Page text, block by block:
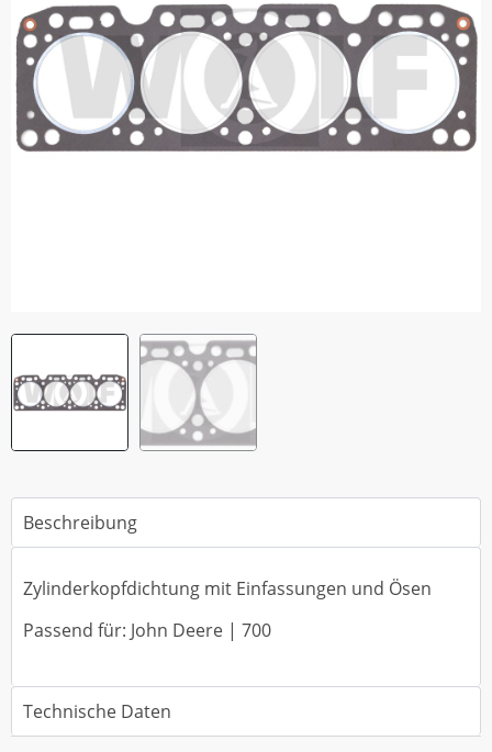
Beschreibung
Zylinderkopfdichtung mit Einfassungen und Ösen
Passend für: John Deere | 700
Technische Daten